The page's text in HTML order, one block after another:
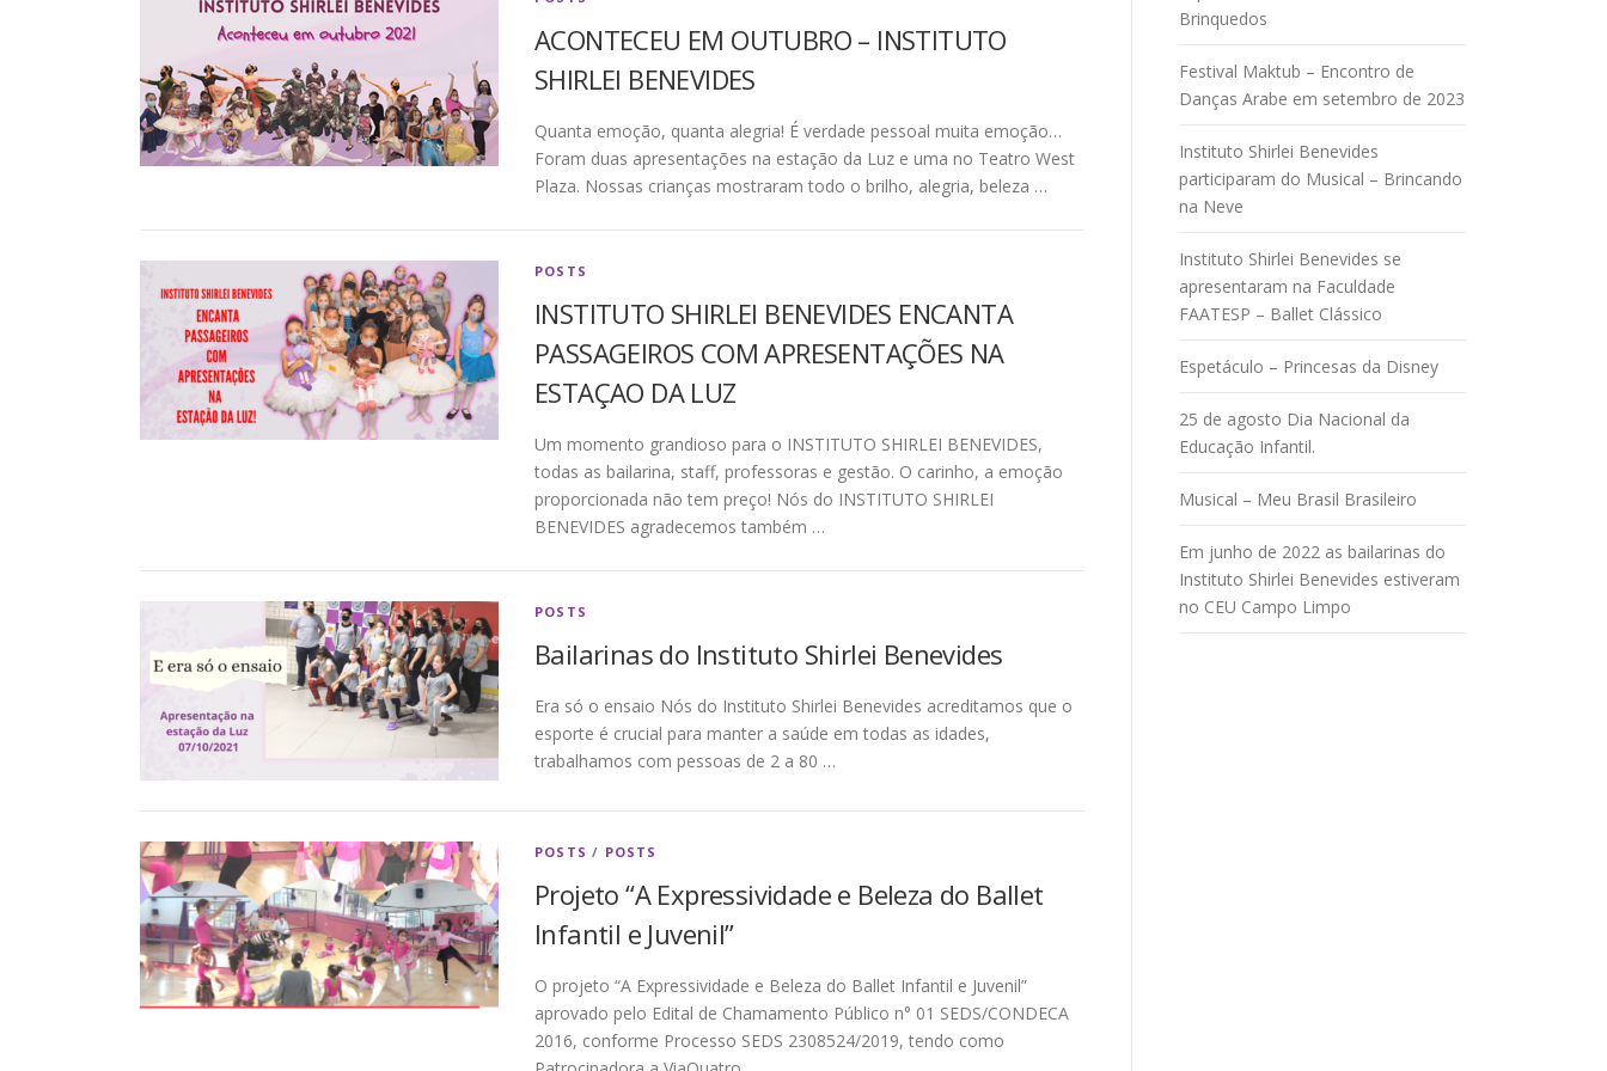
ACONTECEU EM OUTUBRO – INSTITUTO
SHIRLEI BENEVIDES
Quanta emoção, quanta alegria! É verdade pessoal muita emoção…
Foram duas apresentações na estação da Luz e uma no Teatro West
Plaza. Nossas crianças mostraram todo o brilho, alegria, beleza …
POSTS
INSTITUTO SHIRLEI BENEVIDES ENCANTA
PASSAGEIROS COM APRESENTAÇÕES NA
ESTAÇAO DA LUZ
Um momento grandioso para o INSTITUTO SHIRLEI BENEVIDES,
todas as bailarina, staff, professoras e gestão. O carinho, a emoção
proporcionada não tem preço! Nós do INSTITUTO SHIRLEI
BENEVIDES agradecemos também …
POSTS
Bailarinas do Instituto Shirlei Benevides
Era só o ensaio Nós do Instituto Shirlei Benevides acreditamos que o
esporte é crucial para manter a saúde em todas as idades,
trabalhamos com pessoas de 2 a 80 …
POSTS / POSTS
Projeto “A Expressividade e Beleza do Ballet
Infantil e Juvenil”
O projeto “A Expressividade e Beleza do Ballet Infantil e Juvenil”
aprovado pelo Edital de Chamamento Público n° 01 SEDS/CONDECA
2016, conforme Processo SEDS 2308524/2019, tendo como
Brinquedos
Festival Maktub – Encontro de
Danças Arabe em setembro de 2023
Instituto Shirlei Benevides
participaram do Musical – Brincando
na Neve
Instituto Shirlei Benevides se
apresentaram na Faculdade
FAATESP – Ballet Clássico
Espetáculo – Princesas da Disney
25 de agosto Dia Nacional da
Educação Infantil.
Musical – Meu Brasil Brasileiro
Em junho de 2022 as bailarinas do
Instituto Shirlei Benevides estiveram
no CEU Campo Limpo